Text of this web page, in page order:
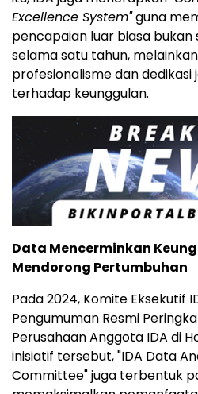
Excellence System"guna
pencapaian luar biasa
selama satu tahun,
profesionalisme dan dedikasi
terhadap keunggulan.
Data Mencerminkan
Mendorong Pertumbuhan
Pada 2024, Komite Eksekutif
Pengumuman Resmi
Perusahaan Anggota IDA di
inisiatif tersebut, "IDA Data
Committee" juga terbentuk